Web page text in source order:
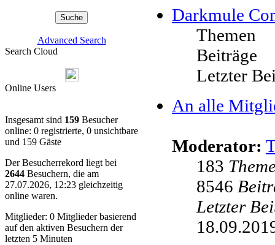
Advanced Search
Search Cloud
Online Users
Insgesamt sind 159 Besucher
online: 0 registrierte, 0 unsichtbare
und 159 Gäste
Der Besucherrekord liegt bei
2644 Besuchern, die am
27.07.2026, 12:23 gleichzeitig
online waren.
Mitglieder: 0 Mitglieder basierend
auf den aktiven Besuchern der
letzten 5 Minuten
Darkmule
Themen
Beiträge
Letzter
An alle
Moderator:
183
8546
Letzter